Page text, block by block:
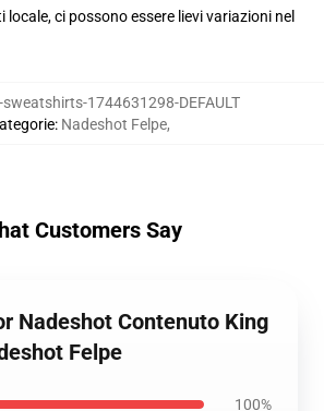
ci possono essere lievi variazioni nel
sweatshirts-1744631298-DEFAULT
: Nadeshot Felpe,
Customers Say
Nadeshot Contenuto King
Felpe
100%